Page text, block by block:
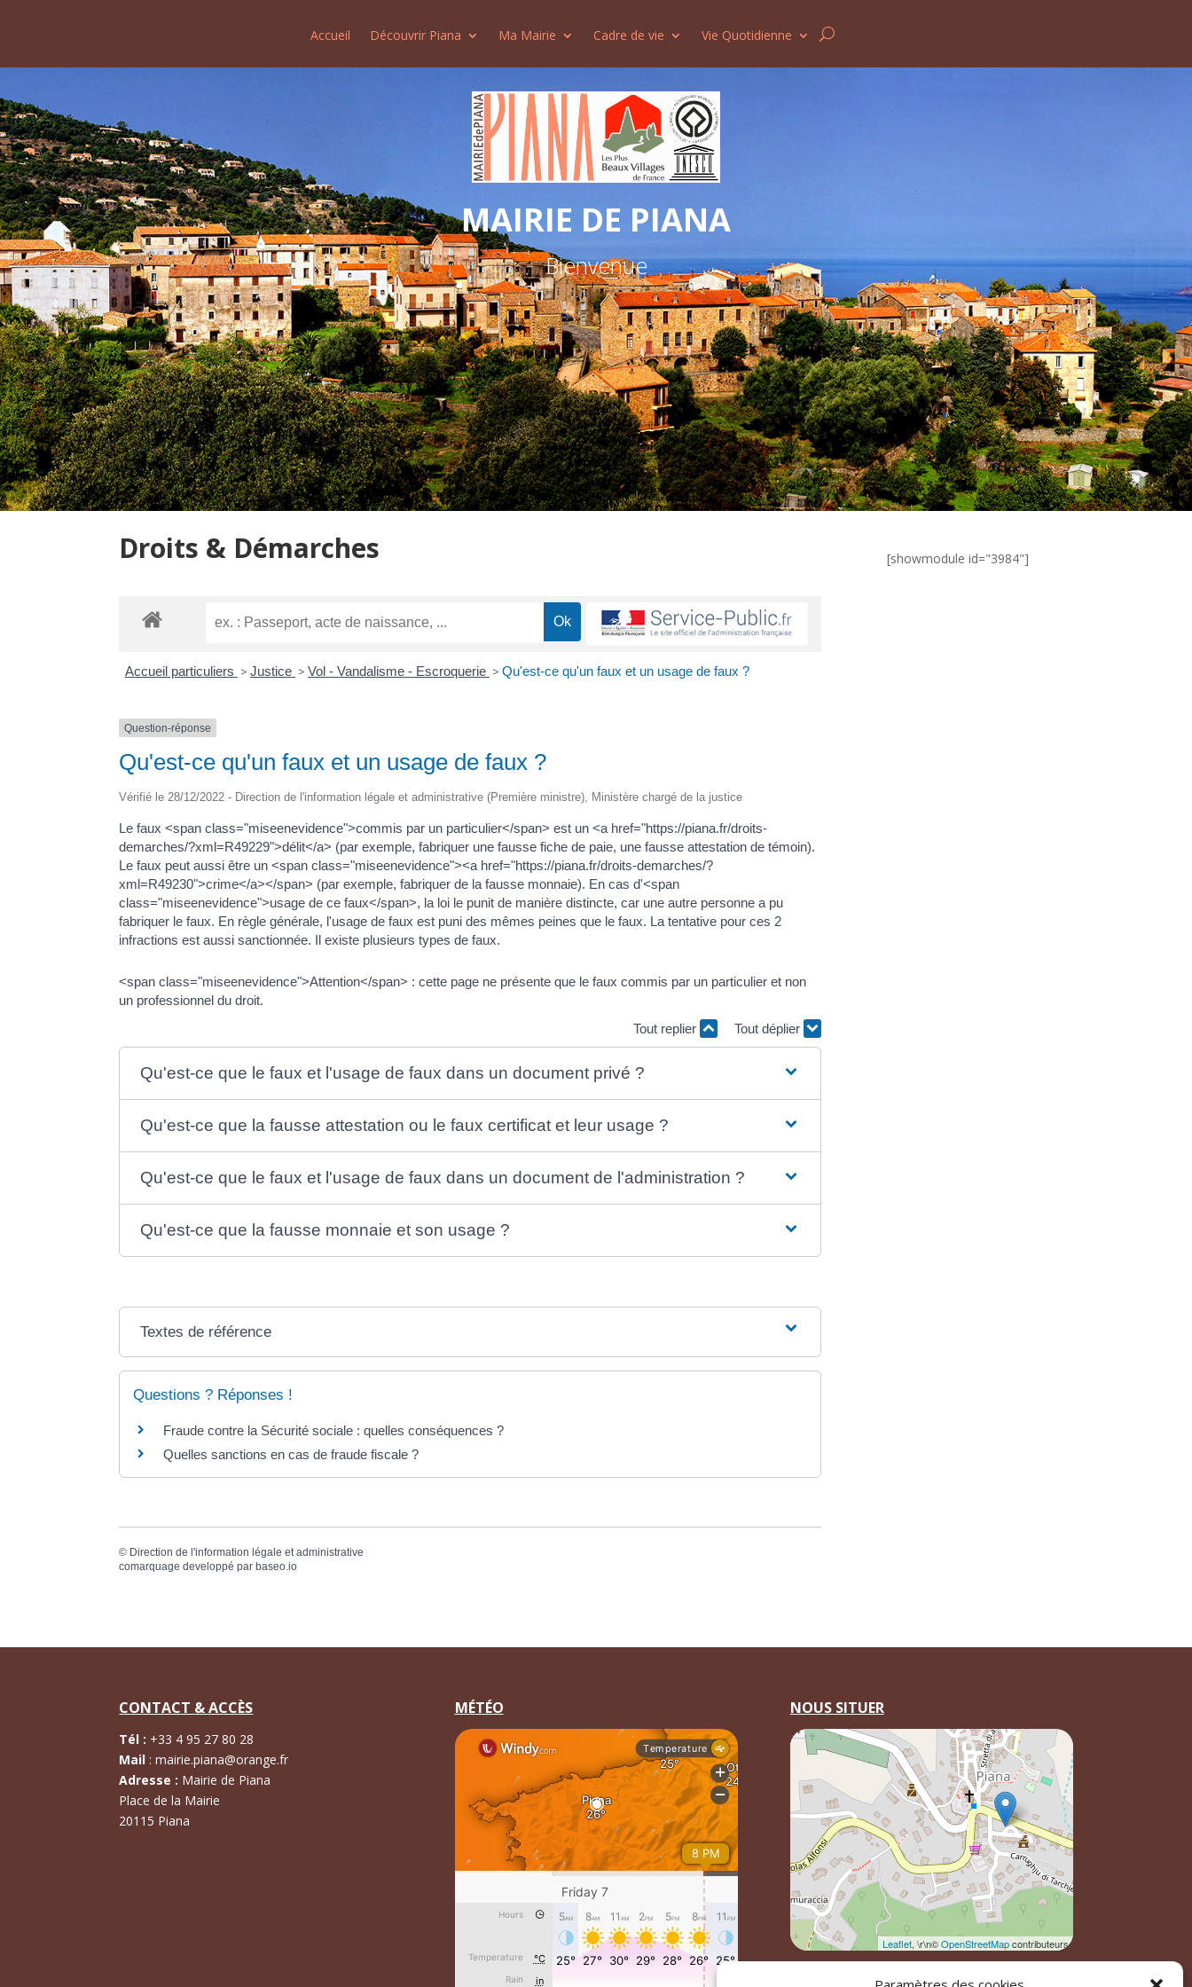
Accueil Découvrir Piana Ma Mairie Cadre de vie Vie Quotidienne
MAIRIE DE PIANA
Bienvenue
Droits & Démarches
Accueil particuliers > Justice > Vol - Vandalisme - Escroquerie > Qu'est-ce qu'un faux et un usage de faux ?
Question-réponse
Qu'est-ce qu'un faux et un usage de faux ?
Vérifié le 28/12/2022 - Direction de l'information légale et administrative (Première ministre), Ministère chargé de la justice
Le faux <span class="miseenevidence">commis par un particulier</span> est un <a href="https://piana.fr/droits-
demarches/?xml=R49229">délit</a> (par exemple, fabriquer une fausse fiche de paie, une fausse attestation de témoin).
Le faux peut aussi être un <span class="miseenevidence"><a href="https://piana.fr/droits-demarches/?
xml=R49230">crime</a></span> (par exemple, fabriquer de la fausse monnaie). En cas d'<span
class="miseenevidence">usage de ce faux</span>, la loi le punit de manière distincte, car une autre personne a pu
fabriquer le faux. En règle générale, l'usage de faux est puni des mêmes peines que le faux. La tentative pour ces 2
infractions est aussi sanctionnée. Il existe plusieurs types de faux.
<span class="miseenevidence">Attention</span> : cette page ne présente que le faux commis par un particulier et non
un professionnel du droit.
Tout replier
Tout déplier
Qu'est-ce que le faux et l'usage de faux dans un document privé ?
Qu'est-ce que la fausse attestation ou le faux certificat et leur usage ?
Qu'est-ce que le faux et l'usage de faux dans un document de l'administration ?
Qu'est-ce que la fausse monnaie et son usage ?
Textes de référence
Questions ? Réponses !
Fraude contre la Sécurité sociale : quelles conséquences ?
Quelles sanctions en cas de fraude fiscale ?
© Direction de l'information légale et administrative
comarquage developpé parbaseo.io
[showmodule id="3984"]
CONTACT & ACCÈS
Tél : +33 4 95 27 80 28
Mail :mairie.piana@orange.fr
Adresse : Mairie de Piana
Place de la Mairie
20115 Piana
MÉTÉO NOUS SITUER
Leaflet, \r\n©OpenStreetMapcontributeurs